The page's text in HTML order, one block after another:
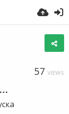
57 VIEWS